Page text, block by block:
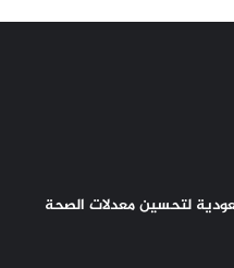
لتحسين معدلات الصحة